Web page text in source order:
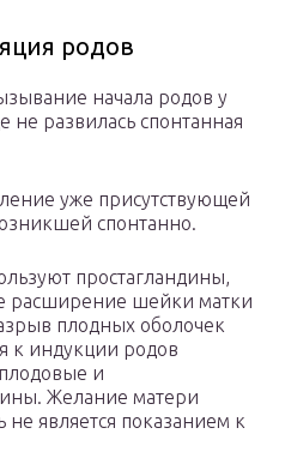
родов
начала родов у
не развилась спонтанная
уже присутствующей
спонтанно.
простагландины,
расширение шейки матки
плодных оболочек
к индукции родов
и
Желание матери
является показанием к